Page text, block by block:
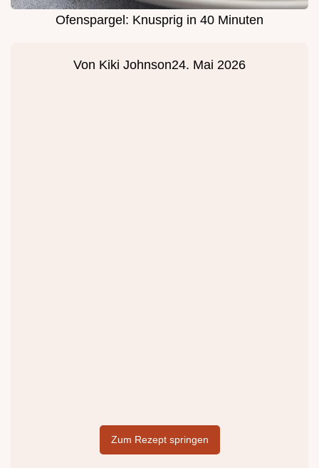
Ofenspargel: Knusprig in 40 Minuten
Von Kiki Johnson24. Mai 2026
Zum Rezept springen